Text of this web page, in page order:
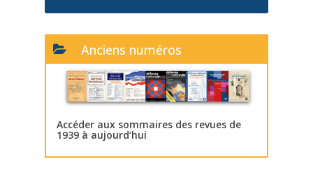
Anciens numéros
Accéder aux sommaires des revues de
1939 à aujourd’hui